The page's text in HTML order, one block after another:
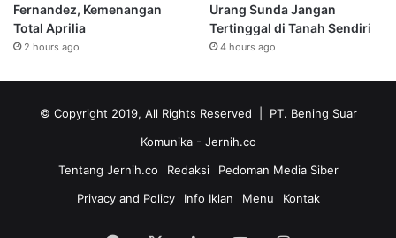
Fernandez, Kemenangan
Total Aprilia
2 hours ago
Urang Sunda Jangan
Tertinggal di Tanah Sendiri
4 hours ago
© Copyright 2019, All Rights Reserved | PT. Bening Suar
Komunika - Jernih.co
Tentang Jernih.co
Redaksi
Pedoman Media Siber
Privacy and Policy
Info Iklan Menu Kontak